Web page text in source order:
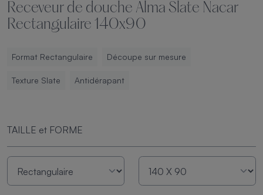
Receveur de douche Alma Slate Nacar
Rectangulaire 140x90
Format Rectangulaire Découpe sur mesure
Texture Slate Antidérapant
TAILLE et FORME